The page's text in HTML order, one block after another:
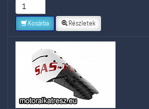
Kosárba Részletek